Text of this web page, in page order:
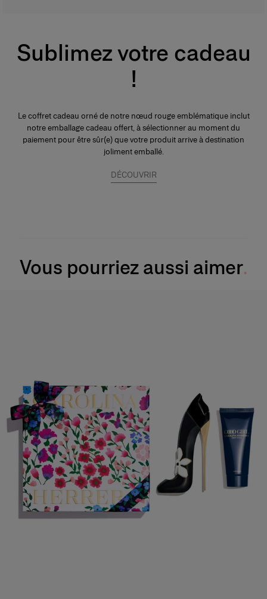
Sublimez votre cadeau
!
Le coffret cadeau orné de notre nœud rouge emblématique inclut
notre emballage cadeau offert, à sélectionner au moment du
paiement pour être sûr(e) que votre produit arrive à destination
joliment emballé.
DÉCOUVRIR
Vous pourriez aussi aimer